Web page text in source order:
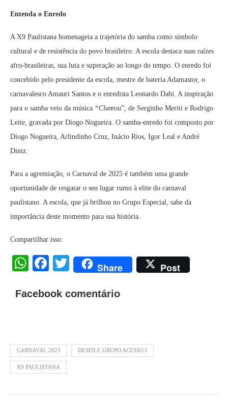
Entenda o Enredo
A X9 Paulistana homenageia a trajetória do samba como símbolo
cultural e de resistência do povo brasileiro. A escola destaca suas raízes
afro-brasileiras, sua luta e superação ao longo do tempo. O enredo foi
concebido pelo presidente da escola, mestre de bateria Adamastor, o
carnavalesco Amauri Santos e o enredista Leonardo Dahi. A inspiração
para o samba veio da música “Clareou”, de Serginho Meriti e Rodrigo
Leite, gravada por Diogo Nogueira. O samba-enredo foi composto por
Diogo Nogueira, Arlindinho Cruz, Inácio Rios, Igor Leal e André
Diniz.
Para a agremiação, o Carnaval de 2025 é também uma grande
oportunidade de resgatar o seu lugar rumo à elite do carnaval
paulistano. A escola, que já brilhou no Grupo Especial, sabe da
importância deste momento para sua história.
Compartilhar isso:
WhatsApp
Facebook
Twitter
Share Post
Facebook comentário
CARNAVAL 2025 DESFILE GRUPO ACESSO I
X9 PAULISTANA